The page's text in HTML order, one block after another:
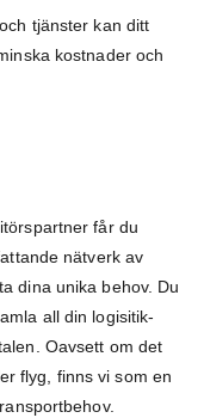
tjänster kan ditt
kostnader och
får du
nätverk av
dina unika behov. Du
all din logisitik-
Oavsett om det
flyg, finns vi som en